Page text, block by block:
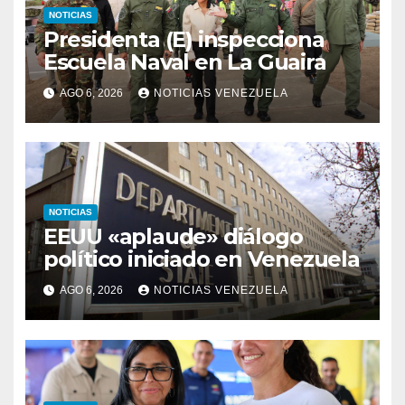
NOTICIAS
Presidenta (E) inspecciona
Escuela Naval en La Guaira
AGO 6, 2026 NOTICIAS VENEZUELA
NOTICIAS
EEUU «aplaude» diálogo
político iniciado en Venezuela
AGO 6, 2026 NOTICIAS VENEZUELA